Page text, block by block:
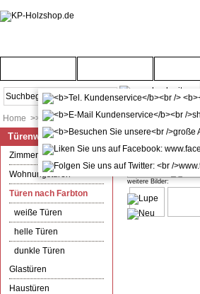
Home >> Türenwelt >> Türen nach Farbton
Zimmertür
weitere Bilder:
Türenwelt
Zimmertüren
Wohnungstüren
Türen nach Farbton
weiße Türen
helle Türen
dunkle Türen
Glastüren
Haustüren